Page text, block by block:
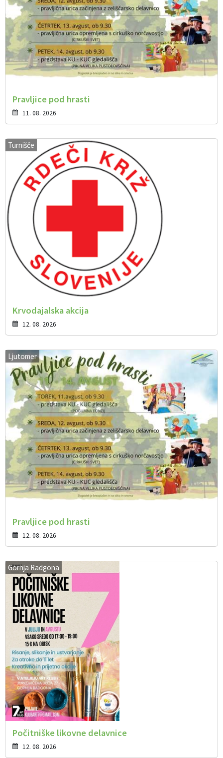
Pravljice pod hrasti
11. 08. 2026
Turnišče
Krvodajalska akcija
12. 08. 2026
Ljutomer
Pravljice pod hrasti
12. 08. 2026
Gornja Radgona
Počitniške likovne delavnice
12. 08. 2026